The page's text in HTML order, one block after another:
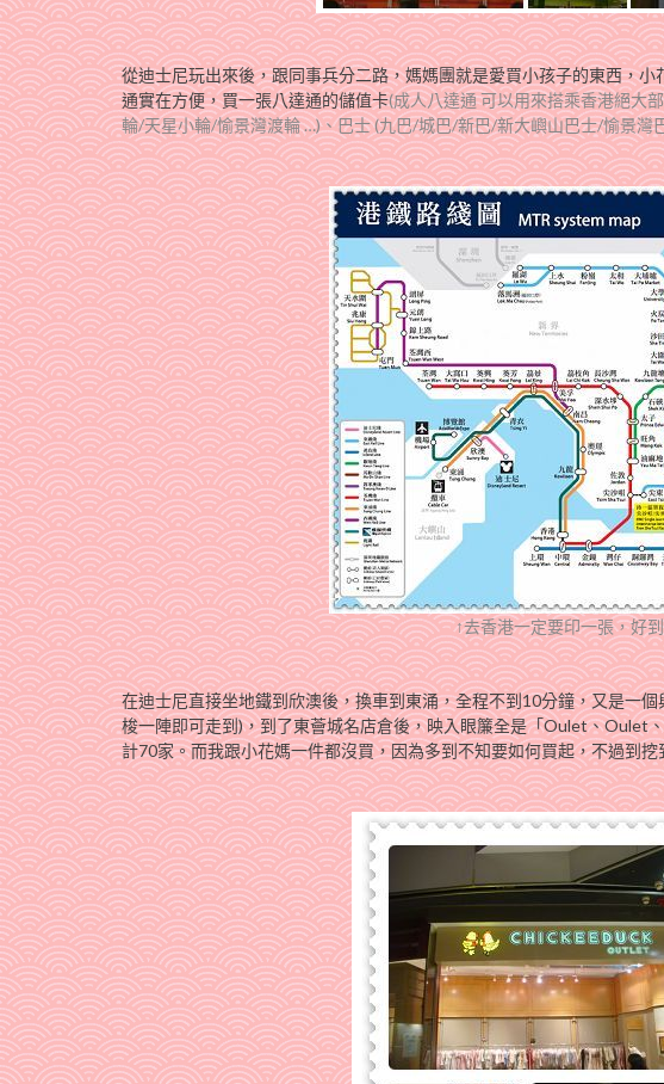
從迪士尼玩出來後，跟同事兵分二路，媽媽團就是愛買小孩子的東西，
通實在方便，買一張八達通的儲值卡(成人八達通 可以用來搭乘香港絕大
輪/天星小輪/愉景灣渡輪 …)、巴士 (九巴/城巴/新巴/新大嶼山巴士/愉景灣
↑去香港一定要印一張，好
在迪士尼直接坐地鐵到欣澳後，換車到東涌，全程不到10分鐘，又是一
梭一陣即可走到)，到了東薈城名店倉後，映入眼簾全是「Oulet、
計70家。而我跟小花媽一件都沒買，因為多到不知要如何買起，不過到